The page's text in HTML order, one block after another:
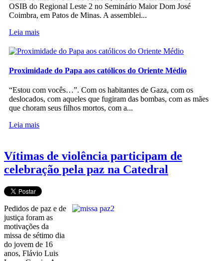
OSIB do Regional Leste 2 no Seminário Maior Dom José
Coimbra, em Patos de Minas. A assemblei...
Leia mais
Proximidade do Papa aos católicos do Oriente Médio
“Estou com vocês…”. Com os habitantes de Gaza, com os
deslocados, com aqueles que fugiram das bombas, com as mães
que choram seus filhos mortos, com a...
Leia mais
Vítimas de violência participam de
celebração pela paz na Catedral
Pedidos de paz e de
justiça foram as
motivações da
missa de sétimo dia
do jovem de 16
anos, Flávio Luis